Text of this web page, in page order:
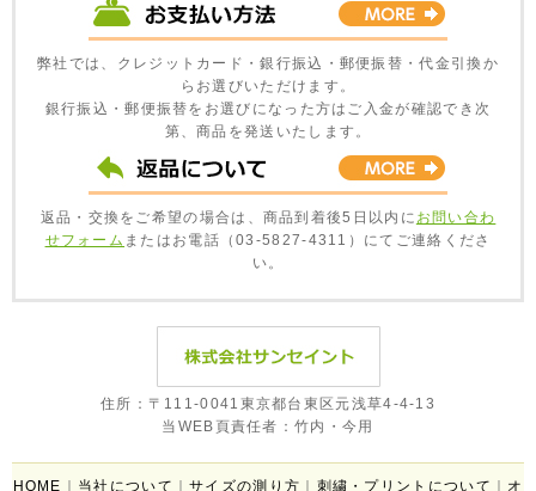
弊社では、クレジットカード・銀行振込・郵便振替・代金引換か
らお選びいただけます。
銀行振込・郵便振替をお選びになった方はご入金が確認でき次
第、商品を発送いたします。
返品・交換をご希望の場合は、商品到着後5日以内に お問い合わ
せフォーム またはお電話（03-5827-4311）にてご連絡くださ
い。
住所：〒111-0041東京都台東区元浅草4-4-13
当WEB頁責任者：竹内・今用
HOME ｜ 当社について ｜サイズの測り方 ｜ 刺繍・プリントについて ｜ オ